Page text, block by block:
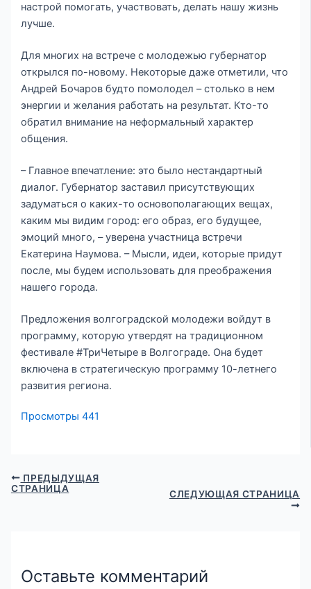
настрой помогать, участвовать, делать нашу жизнь
лучше.
Для многих на встрече с молодежью губернатор
открылся по-новому. Некоторые даже отметили, что
Андрей Бочаров будто помолодел – столько в нем
энергии и желания работать на результат. Кто-то
обратил внимание на неформальный характер
общения.
– Главное впечатление: это было нестандартный
диалог. Губернатор заставил присутствующих
задуматься о каких-то основополагающих вещах,
каким мы видим город: его образ, его будущее,
эмоций много, – уверена участница встречи
Екатерина Наумова. – Мысли, идеи, которые придут
после, мы будем использовать для преображения
нашего города.
Предложения волгоградской молодежи войдут в
программу, которую утвердят на традиционном
фестивале #ТриЧетыре в Волгограде. Она будет
включена в стратегическую программу 10-летнего
развития региона.
Просмотры 441
ПРЕДЫДУЩАЯ
СТРАНИЦА
СЛЕДУЮЩАЯ СТРАНИЦА
Оставьте комментарий